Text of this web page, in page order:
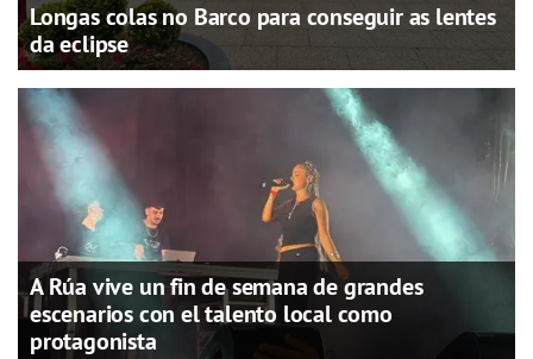
Longas colas no Barco para conseguir as lentes
da eclipse
A Rúa vive un fin de semana de grandes
escenarios con el talento local como
protagonista